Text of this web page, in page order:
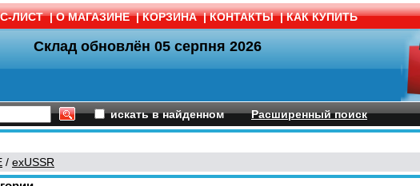
ЛИСТ | О МАГАЗИНЕ | КОРЗИНА | КОНТАКТЫ | КАК КУПИТЬ
Склад обновлён 05 серпня 2026
искать в найденном Расширенный поиск
/ exUSSR